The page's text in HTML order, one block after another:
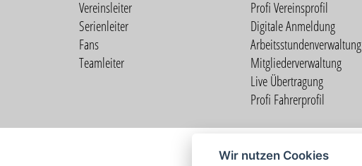
Vereinsleiter
Serienleiter
Fans
Teamleiter
Profi Vereinsprofil
Digitale Anmeldung
Arbeitsstundenverwaltung
Mitgliederverwaltung
Live Übertragung
Profi Fahrerprofil
Wir nutzen Cookies